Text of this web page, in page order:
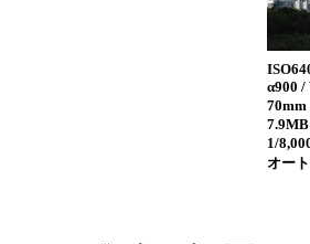
α900 /
70mm
1/
オー